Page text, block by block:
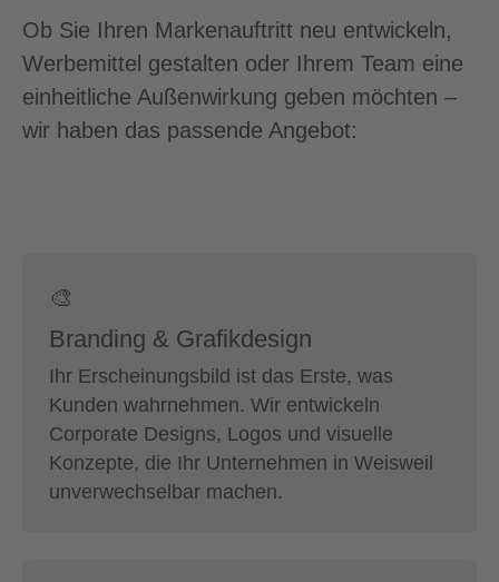
Ob Sie Ihren Markenauftritt neu entwickeln,
Werbemittel gestalten oder Ihrem Team eine
einheitliche Außenwirkung geben möchten –
wir haben das passende Angebot:
🎨
Branding & Grafikdesign
Ihr Erscheinungsbild ist das Erste, was
Kunden wahrnehmen. Wir entwickeln
Corporate Designs, Logos und visuelle
Konzepte, die Ihr Unternehmen in Weisweil
unverwechselbar machen.